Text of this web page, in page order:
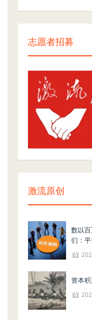
志愿者招募
激流原创
数以
们：
资本